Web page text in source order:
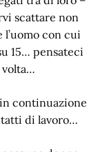
scattare non
l’uomo con cui
15… pensateci
volta…
continuazione
di lavoro…